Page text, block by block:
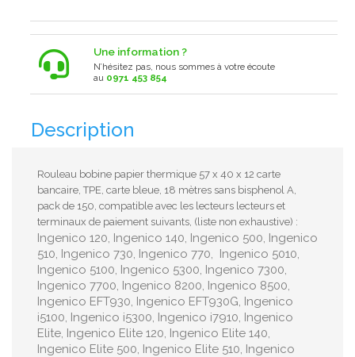
Une information ?
N’hésitez pas, nous sommes à votre écoute
au 0971 453 854
Description
Rouleau bobine papier thermique 57 x 40 x 12 carte
bancaire, TPE, carte bleue, 18 mètres sans bisphenol A,
pack de 150, compatible avec les lecteurs lecteurs et
terminaux de paiement suivants, (liste non exhaustive) :
Ingenico 120, Ingenico 140, Ingenico 500, Ingenico
510, Ingenico 730, Ingenico 770, Ingenico 5010,
Ingenico 5100, Ingenico 5300, Ingenico 7300,
Ingenico 7700, Ingenico 8200, Ingenico 8500,
Ingenico EFT930, Ingenico EFT930G, Ingenico
i5100, Ingenico i5300, Ingenico i7910, Ingenico
Elite, Ingenico Elite 120, Ingenico Elite 140,
Ingenico Elite 500, Ingenico Elite 510, Ingenico